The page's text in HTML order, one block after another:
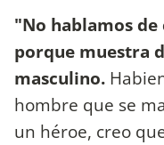
"No hablamos
porque muestra
masculino.
hombre que se
un héroe, creo